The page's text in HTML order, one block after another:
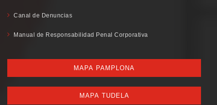
Canal de Denuncias
Manual de Responsabilidad Penal Corporativa
MAPA PAMPLONA
MAPA TUDELA